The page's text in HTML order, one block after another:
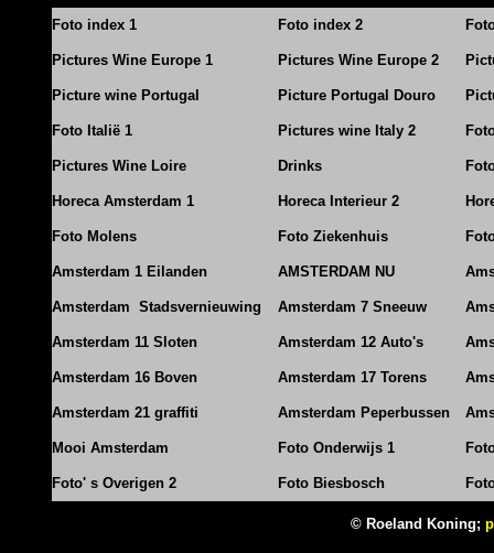
Foto index 1 Foto index 2
Pictures Wine Europe 1 Pictures Wine Europe 2
Picture wine Portugal Picture Portugal Douro
Foto Italië 1 Pictures wine Italy 2
Pictures Wine Loire Drinks
Horeca Amsterdam 1 Horeca Interieur 2
Foto Molens Foto Ziekenhuis
Amsterdam 1 Eilanden AMSTERDAM NU
Amsterdam Stadsvernieuwing Amsterdam 7 Sneeuw
Amsterdam 11 Sloten Amsterdam 12 Auto's
Amsterdam 16 Boven Amsterdam 17 Torens
Amsterdam 21 graffiti Amsterdam Peperbussen
Mooi Amsterdam Foto Onderwijs 1
Foto' s Overigen 2 Foto Biesbosch
© Roeland Koning;